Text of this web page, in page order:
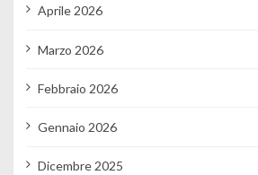
Aprile 2026
Marzo 2026
Febbraio 2026
Gennaio 2026
Dicembre 2025